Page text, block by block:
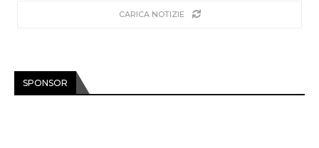
CARICA NOTIZIE
SPONSOR